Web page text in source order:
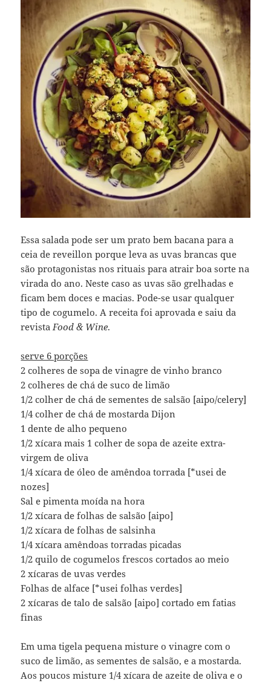
Essa salada pode ser um prato bem bacana para a
ceia de reveillon porque leva as uvas brancas que
são protagonistas nos rituais para atrair boa sorte na
virada do ano. Neste caso as uvas são grelhadas e
ficam bem doces e macias. Pode-se usar qualquer
tipo de cogumelo. A receita foi aprovada e saiu da
revistaFood & Wine.
serve 6 porções
2 colheres de sopa de vinagre de vinho branco
2 colheres de chá de suco de limão
1/2 colher de chá de sementes de salsão [aipo/celery]
1/4 colher de chá de mostarda Dijon
1 dente de alho pequeno
1/2 xícara mais 1 colher de sopa de azeite extra-
virgem de oliva
1/4 xícara de óleo de amêndoa torrada [*usei de
nozes]
Sal e pimenta moída na hora
1/2 xícara de folhas de salsão [aipo]
1/2 xícara de folhas de salsinha
1/4 xícara amêndoas torradas picadas
1/2 quilo de cogumelos frescos cortados ao meio
2 xícaras de uvas verdes
Folhas de alface [*usei folhas verdes]
2 xícaras de talo de salsão [aipo] cortado em fatias
finas
Em uma tigela pequena misture o vinagre com o
suco de limão, as sementes de salsão, e a mostarda.
Aos poucos misture 1/4 xícara de azeite de oliva e o